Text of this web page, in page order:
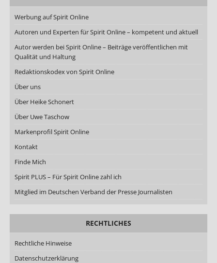
Werbung auf Spirit Online
Autoren und Experten für Spirit Online – kompetent und aktuell
Autor werden bei Spirit Online – Beiträge veröffentlichen mit
Qualität und Haltung
Redaktionskodex von Spirit Online
Über uns
Über Heike Schonert
Über Uwe Taschow
Markenprofil Spirit Online
Kontakt
Finde Mich
Spirit PLUS – Für Spirit Online zahl ich
Mitglied im Deutschen Verband der Presse Journalisten
RECHTLICHES
Rechtliche Hinweise
Datenschutzerklärung